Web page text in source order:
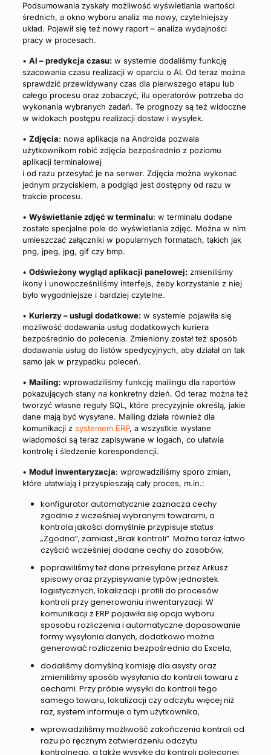
Podsumowania zyskały możliwość wyświetlania wartości
średnich, a okno wyboru analiz ma nowy, czytelniejszy
układ. Pojawił się też nowy raport – analiza wydajności
pracy w procesach.
• AI – predykcja czasu:w systemie dodaliśmy funkcję
szacowania czasu realizacji w oparciu o AI. Od teraz można
sprawdzić przewidywany czas dla pierwszego etapu lub
całego procesu oraz zobaczyć, ilu operatorów potrzeba do
wykonania wybranych zadań. Te prognozy są też widoczne
w widokach postępu realizacji dostaw i wysyłek.
• Zdjęcia: nowa aplikacja na Androida pozwala
użytkownikom robić zdjęcia bezpośrednio z poziomu
aplikacji terminalowej
i od razu przesyłać je na serwer. Zdjęcia można wykonać
jednym przyciskiem, a podgląd jest dostępny od razu w
trakcie procesu.
• Wyświetlanie zdjęć w terminalu: w terminalu dodane
zostało specjalne pole do wyświetlania zdjęć. Można w nim
umieszczać załączniki w popularnych formatach, takich jak
png, jpeg, jpg, gif czy bmp.
• Odświeżony wygląd aplikacji panelowej:zmieniliśmy
ikony i unowocześniliśmy interfejs, żeby korzystanie z niej
było wygodniejsze i bardziej czytelne.
• Kurierzy – usługi dodatkowe:w systemie pojawiła się
możliwość dodawania usług dodatkowych kuriera
bezpośrednio do polecenia. Zmieniony został też sposób
dodawania usług do listów spedycyjnych, aby działał on tak
samo jak w przypadku poleceń.
• Mailing:wprowadziliśmy funkcję mailingu dla raportów
pokazujących stany na konkretny dzień. Od teraz można też
tworzyć własne reguły SQL, które precyzyjnie określą, jakie
dane mają być wysyłane. Mailing działa również dla
komunikacji z systemem ERP, a wszystkie wysłane
wiadomości są teraz zapisywane w logach, co ułatwia
kontrolę i śledzenie korespondencji.
• Moduł inwentaryzacja: wprowadziliśmy sporo zmian,
które ułatwiają i przyspieszają cały proces, m.in.:
konfigurator automatycznie zaznacza cechy
zgodnie z wcześniej wybranymi towarami, a
kontrola jakości domyślnie przypisuje status
„Zgodna”, zamiast „Brak kontroli”. Można teraz łatwo
czyścić wcześniej dodane cechy do zasobów,
poprawiliśmy też dane przesyłane przez Arkusz
spisowy oraz przypisywanie typów jednostek
logistycznych, lokalizacji i profili do procesów
kontroli przy generowaniu inwentaryzacji. W
komunikacji z ERP pojawiła się opcja wyboru
sposobu rozliczenia i automatyczne dopasowanie
formy wysyłania danych, dodatkowo można
generować rozliczenia bezpośrednio do Excela,
dodaliśmy domyślną komisję dla asysty oraz
zmieniliśmy sposób wysyłania do kontroli towaru z
cechami. Przy próbie wysyłki do kontroli tego
samego towaru, lokalizacji czy odczytu więcej niż
raz, system informuje o tym użytkownika,
wprowadziliśmy możliwość zakończenia kontroli od
razu po ręcznym zatwierdzeniu odczytu
kontrolnego, a także wysyłkę do kontroli poleconej